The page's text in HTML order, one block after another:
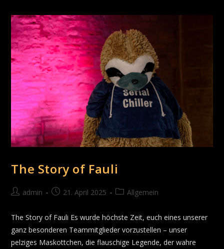
The Story of Fauli
admin 21. April 2025 Allgemein
The Story of Fauli Es wurde höchste Zeit, euch eines unserer
ganz besonderen Teammitglieder vorzustellen – unser
pelziges Maskottchen, die flauschige Legende, der wahre